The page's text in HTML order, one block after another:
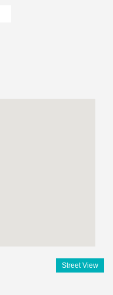
Street View